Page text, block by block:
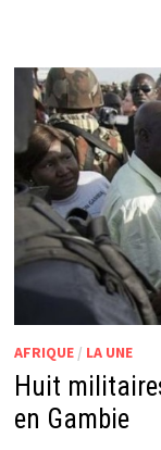
AFRIQUE/ LA UNE
Huit
en Gambie